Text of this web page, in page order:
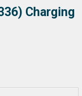
Charging